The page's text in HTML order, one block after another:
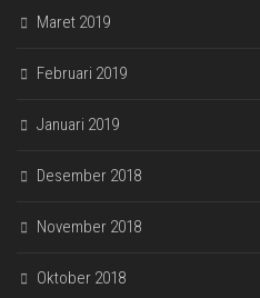
Maret 2019
Februari 2019
Januari 2019
Desember 2018
November 2018
Oktober 2018